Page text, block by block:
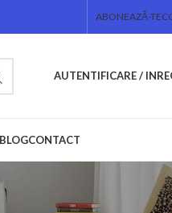
ABONEAZĂ-TE
AUTENTIFICARE /
BLOGCONTACT